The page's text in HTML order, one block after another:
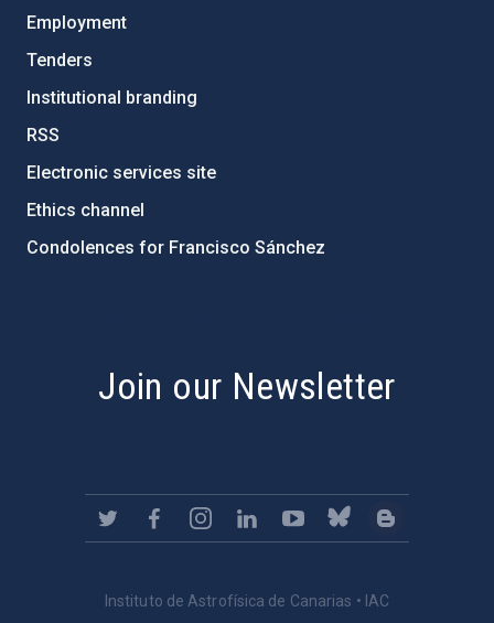
Employment
Tenders
Institutional branding
RSS
Electronic services site
Ethics channel
Condolences for Francisco Sánchez
Join our Newsletter
Instituto de Astrofísica de Canarias • IAC